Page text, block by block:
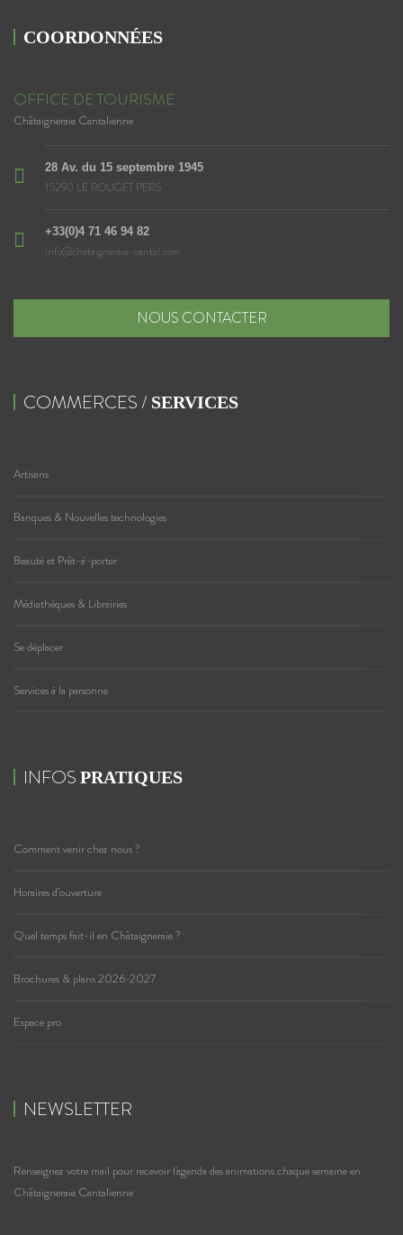
COORDONNÉES
OFFICE DE TOURISME
Châtaigneraie Cantalienne
28 Av. du 15 septembre 1945
15290 LE ROUGET PERS
+33(0)4 71 46 94 82
info@chataigneraie-cantal.com
NOUS CONTACTER
COMMERCES / SERVICES
Artisans
Banques & Nouvelles technologies
Beauté et Prêt-à-porter
Médiathèques & Librairies
Se déplacer
Services à la personne
INFOS PRATIQUES
Comment venir chez nous ?
Horaires d’ouverture
Quel temps fait-il en Châtaigneraie ?
Brochures & plans 2026-2027
Espace pro
NEWSLETTER
Renseignez votre mail pour recevoir l'agenda des animations chaque semaine en
Châtaigneraie Cantalienne